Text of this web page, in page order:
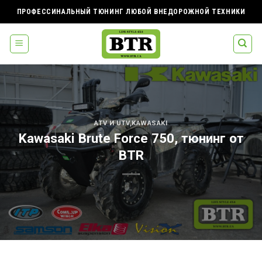
to
content
ПРОФЕССИНАЛЬНЫЙ ТЮНИНГ ЛЮБОЙ ВНЕДОРОЖНОЙ ТЕХНИКИ
ATV И UTV,KAWASAKI
Kawasaki Brute Force 750, тюнинг от
BTR